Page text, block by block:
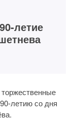
летие
летию со дня